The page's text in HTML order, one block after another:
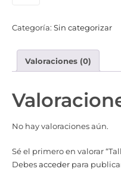
Categoría: Sin categorizar
Valoraciones (0)
No hay valoraciones aún.
Sé el primero en valorar
Debesacceder para